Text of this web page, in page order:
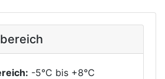
-5°C bis +8°C